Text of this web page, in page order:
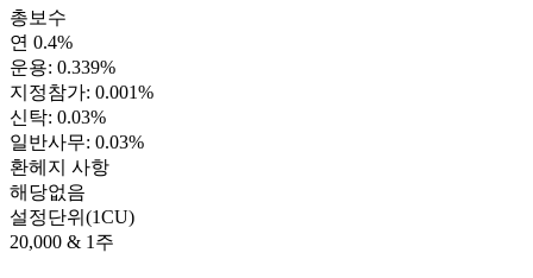
총보수
연 0.4%
운용: 0.339%
지정참가: 0.001%
신탁: 0.03%
일반사무: 0.03%
환헤지 사항
해당없음
설정단위(1CU)
20,000 & 1주